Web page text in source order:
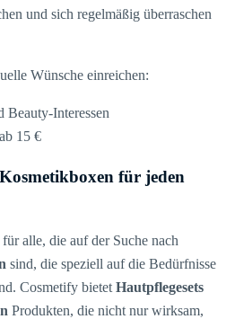
und sich regelmäßig überraschen
Wünsche einreichen:
Beauty-Interessen
15 €
für jeden
alle, die auf der Suche nach
sind, die speziell auf die Bedürfnisse
Cosmetify bietet Hautpflegesets
Produkten, die nicht nur wirksam,